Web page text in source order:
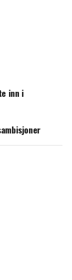
inn i